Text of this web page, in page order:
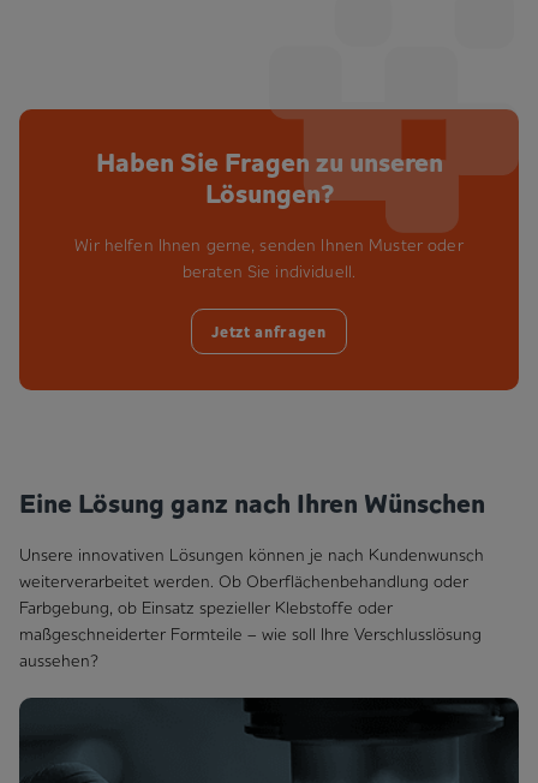
Haben Sie Fragen zu unseren
Lösungen?
Wir helfen Ihnen gerne, senden Ihnen Muster oder
beraten Sie individuell.
Jetzt anfragen
Eine Lösung ganz nach Ihren Wünschen
Unsere innovativen Lösungen können je nach Kundenwunsch
weiterverarbeitet werden. Ob Oberflächenbehandlung oder
Farbgebung, ob Einsatz spezieller Klebstoffe oder
maßgeschneiderter Formteile – wie soll Ihre Verschlusslösung
aussehen?